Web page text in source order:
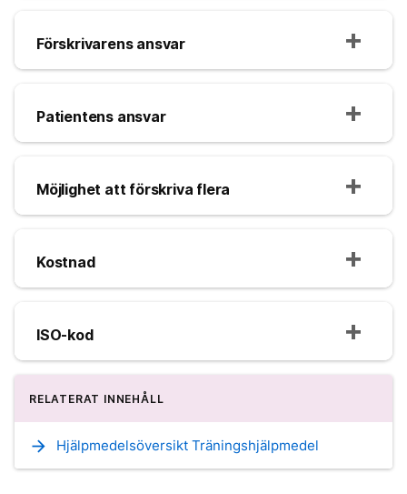
Förskrivarens ansvar
Patientens ansvar
Möjlighet att förskriva flera
Kostnad
ISO-kod
RELATERAT INNEHÅLL
arrow_forward Hjälpmedelsöversikt Träningshjälpmedel